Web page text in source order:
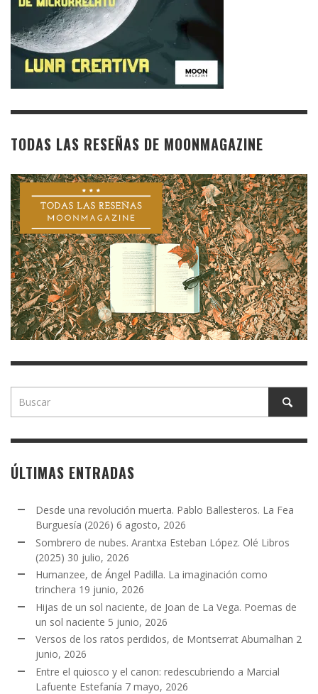
TODAS LAS RESEÑAS DE MOONMAGAZINE
ÚLTIMAS ENTRADAS
Desde una revolución muerta. Pablo Ballesteros. La Fea
Burguesía (2026) 6 agosto, 2026
Sombrero de nubes. Arantxa Esteban López. Olé Libros
(2025) 30 julio, 2026
Humanzee, de Ángel Padilla. La imaginación como
trinchera 19 junio, 2026
Hijas de un sol naciente, de Joan de La Vega. Poemas de
un sol naciente 5 junio, 2026
Versos de los ratos perdidos, de Montserrat Abumalhan 2
junio, 2026
Entre el quiosco y el canon: redescubriendo a Marcial
Lafuente Estefanía 7 mayo, 2026